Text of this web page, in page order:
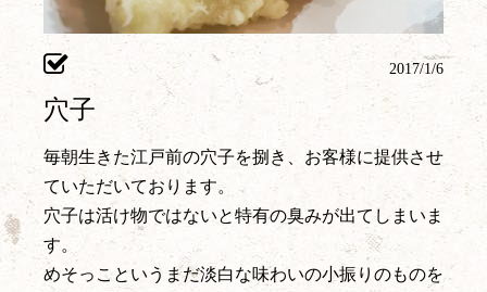
2017/1/6
穴子
毎朝生きた江戸前の穴子を捌き、お客様に提供させ
ていただいております。
穴子は活け物ではないと特有の臭みが出てしまいま
す。
めそっこというまだ淡白な味わいの小振りのものを